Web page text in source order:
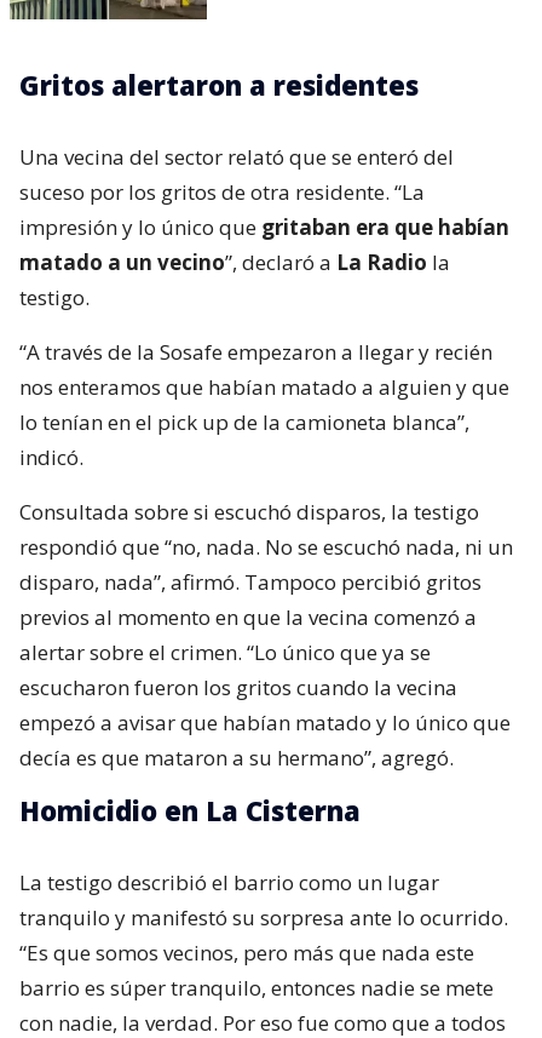
Gritos alertaron a residentes
Una vecina del sector relató que se enteró del
suceso por los gritos de otra residente. “La
impresión y lo único que gritaban era que habían
matado a un vecino”, declaró a La Radio la
testigo.
“A través de la Sosafe empezaron a llegar y recién
nos enteramos que habían matado a alguien y que
lo tenían en el pick up de la camioneta blanca”,
indicó.
Consultada sobre si escuchó disparos, la testigo
respondió que “no, nada. No se escuchó nada, ni un
disparo, nada”, afirmó. Tampoco percibió gritos
previos al momento en que la vecina comenzó a
alertar sobre el crimen. “Lo único que ya se
escucharon fueron los gritos cuando la vecina
empezó a avisar que habían matado y lo único que
decía es que mataron a su hermano”, agregó.
Homicidio en La Cisterna
La testigo describió el barrio como un lugar
tranquilo y manifestó su sorpresa ante lo ocurrido.
“Es que somos vecinos, pero más que nada este
barrio es súper tranquilo, entonces nadie se mete
con nadie, la verdad. Por eso fue como que a todos